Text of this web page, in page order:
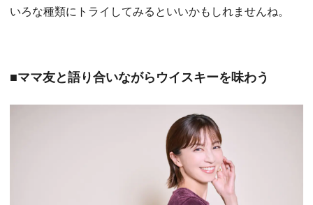
いろな種類にトライしてみるといいかもしれませんね。
■ママ友と語り合いながらウイスキーを味わう